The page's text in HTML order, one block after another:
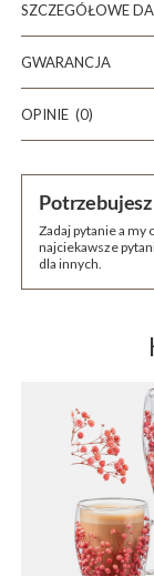
SZCZEGÓŁOWE
GWARANCJA
OPINIE (0)
Zadaj pytanie a my
najciekawsze
dla innych.